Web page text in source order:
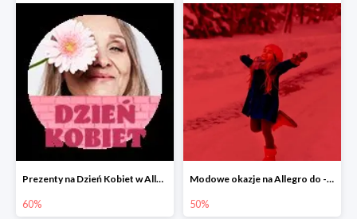
Prezenty na Dzień Kobiet w Allegro do -60%
60%
Modowe okazje na Allegro do -50%
50%